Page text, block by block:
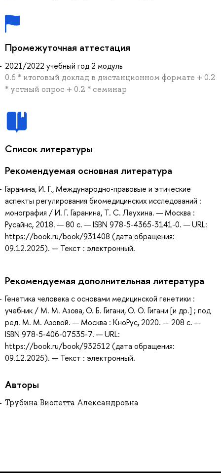
Промежуточная аттестация
2021/2022 учебный год 2 модуль
0.6 * итоговый доклад в дистанционном формате + 0.2
* устный опрос + 0.2 * семинар
Список литературы
Рекомендуемая основная литература
Гаранина, И. Г., Международно-правовые и этические
аспекты регулирования биомедицинских исследований :
монография / И. Г. Гаранина, Т. С. Леухина. — Москва :
Русайнс, 2018. — 80 с. — ISBN 978-5-4365-3141-0. — URL:
https://book.ru/book/931408 (дата обращения:
09.12.2025). — Текст : электронный.
Рекомендуемая дополнительная литература
Генетика человека с основами медицинской генетики :
учебник / М. М. Азова, О. Б. Гигани, О. О. Гигани [и др.] ; под
ред. М. М. Азовой. — Москва : КноРус, 2020. — 208 с. —
ISBN 978-5-406-07535-7. — URL:
https://book.ru/book/932512 (дата обращения:
09.12.2025). — Текст : электронный.
Авторы
Трубина Виолетта Александровна